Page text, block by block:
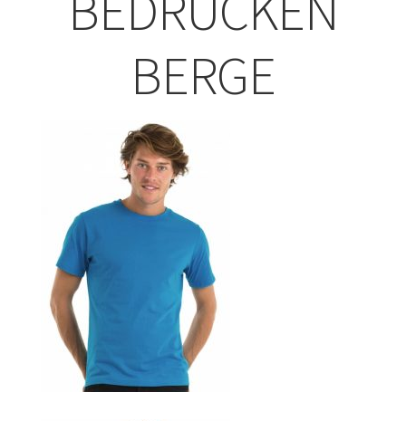
ABISHIRTS BEDRUCKEN Leonberg
ABISHIRTS BEDRUCKEN STUTTGART
ABISHIRTS BEDRUCKEN TÜBINGEN
Affenpinscher T-Shirts Kaufen selber gestalten und
Afghanischer Windhund T-Shirts Kaufen selber gestalten
und bedrucken
Afrika T Shirts Kaufen – Motive selber gestalten und
bedrucken
Akbash Hunde T-Shirts Kaufen selber gestalten und
BERGE